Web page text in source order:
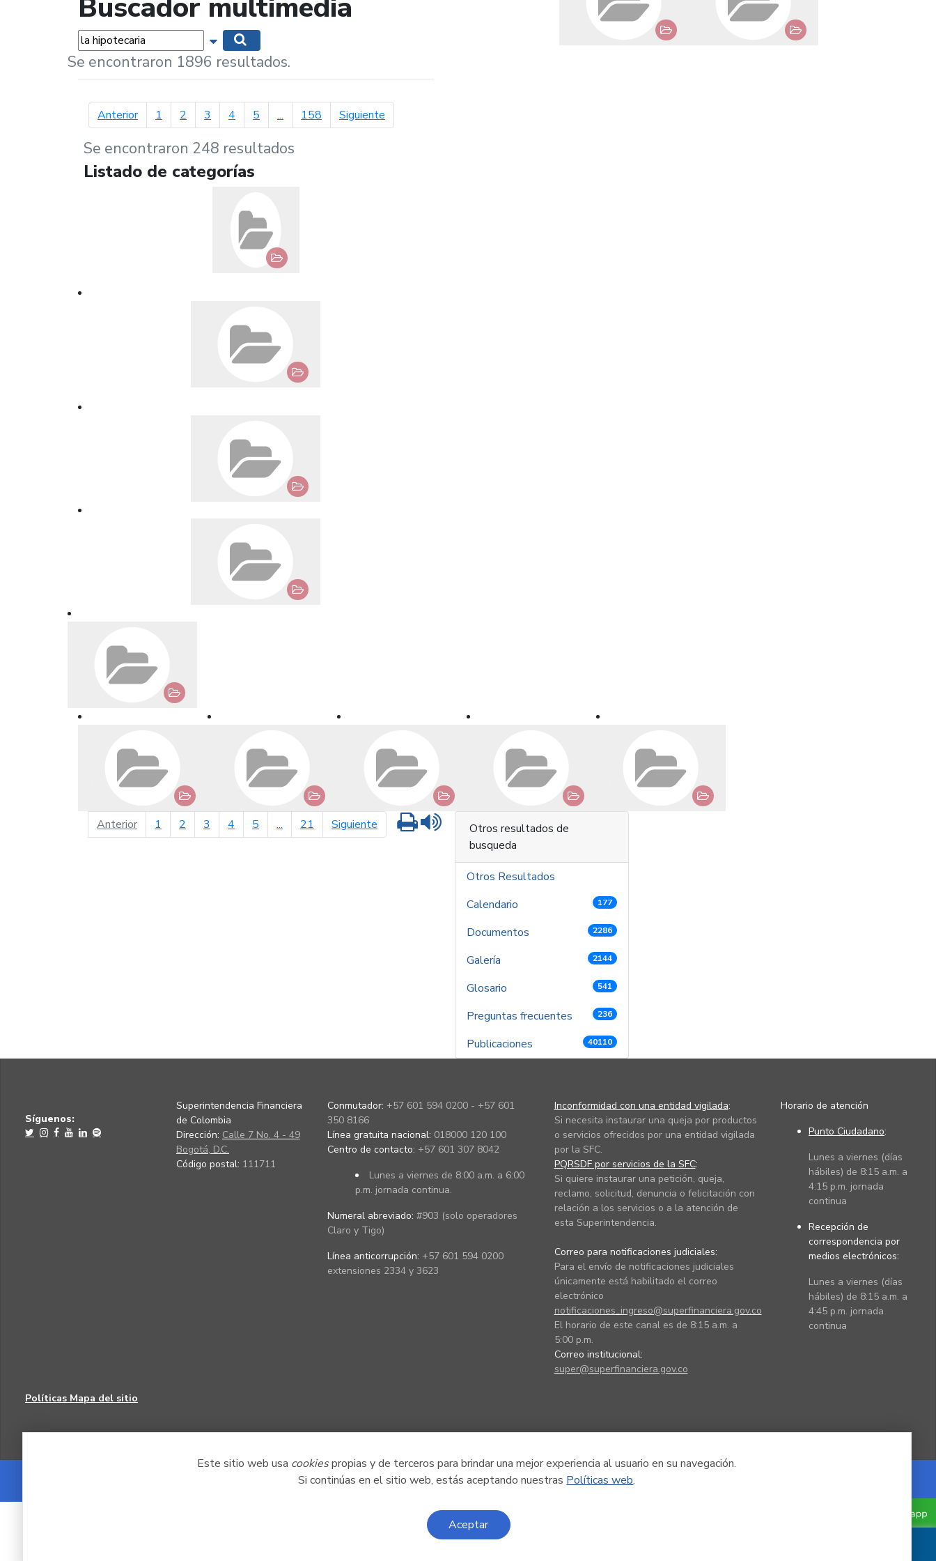
Este sitio web usa cookiespropias y de terceros para brindar una mejor experiencia al usuario en su navegación.
Si continúas en el sitio web, estás aceptando nuestras Políticas web.
Aceptar
Buscador multimedia
Palabras... Mostrar opciones de búsqueda
Se encontraron 1896 resultados.
Anteriorpágina anterior
1 2 3 4 5 ... 158 Siguientepágina siguiente
Se encontraron 248 resultados
Listado de categorías
Anteriorpágina anterior
1 2 3 4 5 ... 21 Siguiente página siguiente
Imprimir
Otros resultados de
busqueda
Otros Resultados
Calendario
177
Documentos 2286
Galería 2144
Glosario 541
Preguntas frecuentes 236
Publicaciones 40110
Síguenos:
Superintendencia Financiera
de Colombia
Dirección: Calle 7 No. 4 - 49
Bogotá, D.C.
Código postal: 111711
Conmutador: +57 601 594 0200 - +57 601
350 8166
Línea gratuita nacional: 018000 120 100
Centro de contacto: +57 601 307 8042
Lunes a viernes de 8:00 a.m. a 6:00
p.m. jornada continua.
Numeral abreviado: #903 (solo operadores
Claro y Tigo)
Línea anticorrupción: +57 601 594 0200
extensiones 2334 y 3623
Inconformidad con una entidad vigilada:
Si necesita instaurar una queja por productos
o servicios ofrecidos por una entidad vigilada
por la SFC.
PQRSDF por servicios de la SFC:
Si quiere instaurar una petición, queja,
reclamo, solicitud, denuncia o felicitación con
relación a los servicios o a la atención de
esta Superintendencia.
Correo para notificaciones judiciales:
Para el envío de notificaciones judiciales
únicamente está habilitado el correo
electrónico
notificaciones_ingreso@superfinanciera.gov.co
El horario de este canal es de 8:15 a.m. a
5:00 p.m.
Correo institucional:
super@superfinanciera.gov.co
Horario de atención
Punto Ciudadano:
Lunes a viernes (días
hábiles) de 8:15 a.m. a
4:15 p.m. jornada
continua
Recepción de
correspondencia por
medios electrónicos:
Lunes a viernes (días
hábiles) de 8:15 a.m. a
4:45 p.m. jornada
continua
Políticas Mapa del sitio
Powered by Nexura